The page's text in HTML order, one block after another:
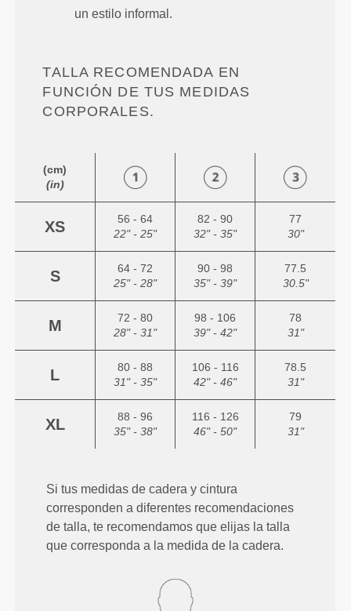
un estilo informal.
TALLA RECOMENDADA EN
FUNCIÓN DE TUS MEDIDAS
CORPORALES.
(cm)
(in)
XS
56 - 64
22" - 25"
82 - 90
32" - 35"
77
30"
S
64 - 72
25" - 28"
90 - 98
35" - 39"
77.5
30.5"
M
72 - 80
28" - 31"
98 - 106
39" - 42"
78
31"
L
80 - 88
31" - 35"
106 - 116
42" - 46"
78.5
31"
XL
88 - 96
35" - 38"
116 - 126
46" - 50"
79
31"
Si tus medidas de cadera y cintura
corresponden a diferentes recomendaciones
de talla, te recomendamos que elijas la talla
que corresponda a la medida de la cadera.